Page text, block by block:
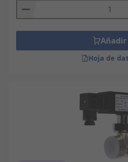
Añadir
Hoja de